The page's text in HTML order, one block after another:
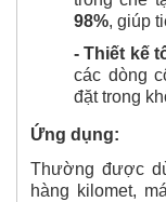
98%, giúp
- Thiết kế
các dòng
đặt trong
Ứng dụng:
Thường được
hàng kilomet,